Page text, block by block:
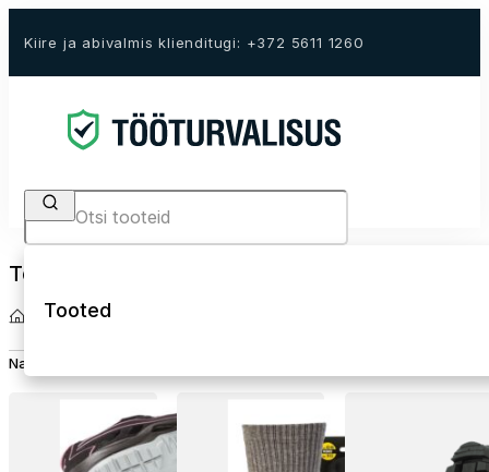
Kiire ja abivalmis klienditugi: +372 5611 1260
Search
Tooted
Tööjalanõud
AvalehtTööjalanõud
Naiste turvajalanõud